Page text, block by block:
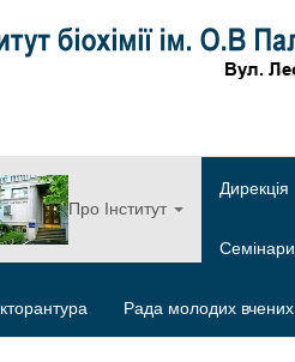
Про Інститут
Дирекція
Семінари
Рада молодих вчених